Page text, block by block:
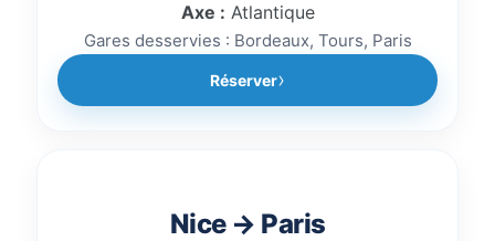
Axe : Atlantique
Gares desservies : Bordeaux, Tours, Paris
Réserver
Nice → Paris